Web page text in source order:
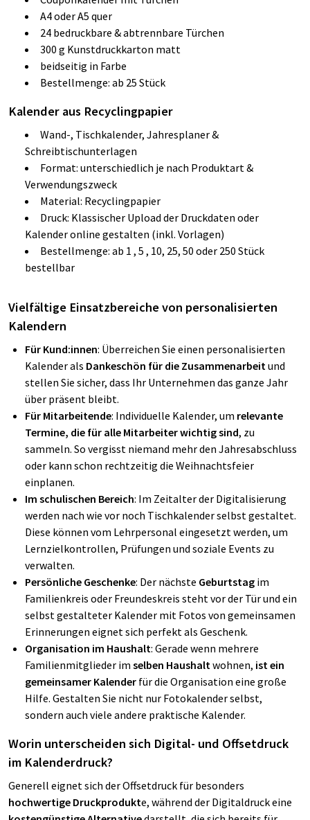
A4 oder A5 quer
24 bedruckbare & abtrennbare Türchen
300 g Kunstdruckkarton matt
beidseitig in Farbe
Bestellmenge: ab 25 Stück
Kalender aus Recyclingpapier
Wand-, Tischkalender, Jahresplaner &
Schreibtischunterlagen
Format: unterschiedlich je nach Produktart &
Verwendungszweck
Material: Recyclingpapier
Druck: Klassischer Upload der Druckdaten oder
Kalender online gestalten (inkl. Vorlagen)
Bestellmenge: ab 1 , 5 , 10, 25, 50 oder 250 Stück
bestellbar
Vielfältige Einsatzbereiche von personalisierten
Kalendern
Für Kund:innen: Überreichen Sie einen personalisierten
Kalender als Dankeschön für die Zusammenarbeit und
stellen Sie sicher, dass Ihr Unternehmen das ganze Jahr
über präsent bleibt.
Für Mitarbeitende: Individuelle Kalender, um relevante
Termine, die für alle Mitarbeiter wichtig sind, zu
sammeln. So vergisst niemand mehr den Jahresabschluss
oder kann schon rechtzeitig die Weihnachtsfeier
einplanen.
Im schulischen Bereich: Im Zeitalter der Digitalisierung
werden nach wie vor noch Tischkalender selbst gestaltet.
Diese können vom Lehrpersonal eingesetzt werden, um
Lernzielkontrollen, Prüfungen und soziale Events zu
verwalten.
Persönliche Geschenke: Der nächste Geburtstag im
Familienkreis oder Freundeskreis steht vor der Tür und ein
selbst gestalteter Kalender mit Fotos von gemeinsamen
Erinnerungen eignet sich perfekt als Geschenk.
Organisation im Haushalt: Gerade wenn mehrere
Familienmitglieder im selben Haushalt wohnen, ist ein
gemeinsamer Kalender für die Organisation eine große
Hilfe. Gestalten Sie nicht nur Fotokalender selbst,
sondern auch viele andere praktische Kalender.
Worin unterscheiden sich Digital- und Offsetdruck
im Kalenderdruck?
Generell eignet sich der Offsetdruck für besonders
hochwertige Druckprodukte, während der Digitaldruck eine